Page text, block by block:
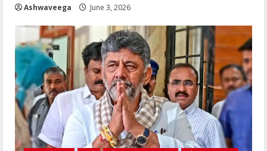
Ashwaveega June 3, 2026